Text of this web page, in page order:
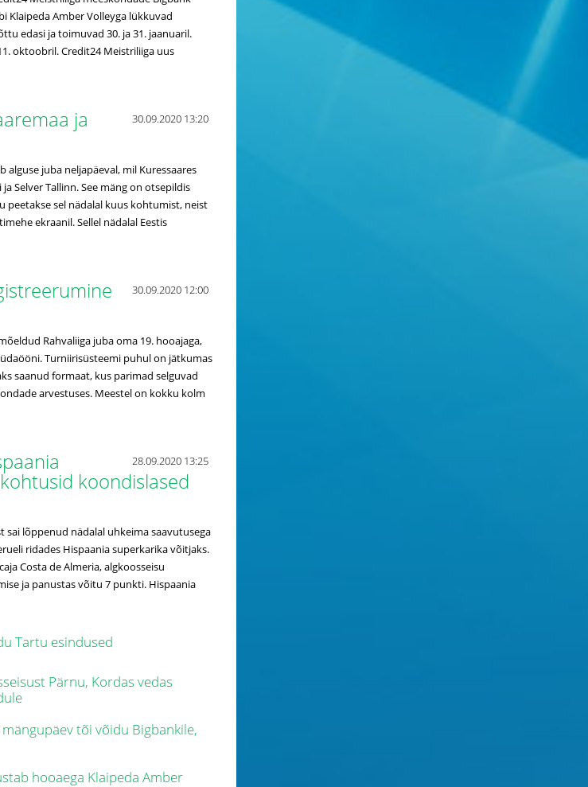
Klaipeda Amber Volleyga lükkuvad
edasi ja toimuvad 30. ja 31. jaanuaril.
oktoobril. Credit24 Meistriliiga uus
30.09.2020 13:20
ja
juba neljapäeval, mil Kuressaares
Selver Tallinn. See mäng on otsepildis
peetakse sel nädalal kuus kohtumist, neist
ekraanil. Sellel nädalal Eestis
30.09.2020 12:00
Rahvaliiga juba oma 19. hooajaga,
Turniirisüsteemi puhul on jätkumas
saanud formaat, kus parimad selguvad
arvestuses. Meestel on kokku kolm
28.09.2020 13:25
koondislased
sai lõppenud nädalal uhkeima saavutusega
ridades Hispaania superkarika võitjaks.
Costa de Almeria, algkoosseisu
ja panustas võitu 7 punkti. Hispaania
Tartu esindused
Pärnu, Kordas vedas
tõi võidu Bigbankile,
hooaega Klaipeda Amber